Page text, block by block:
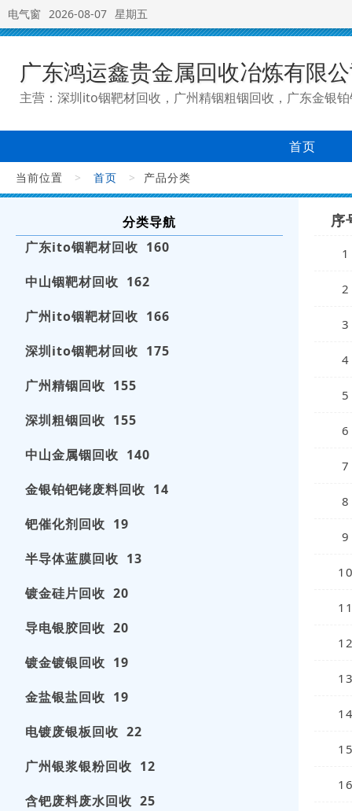
电气窗 2026-08-07 星期五
广东鸿运鑫贵金属回收冶炼有限
主营：深圳ito铟靶材回收，广州精铟粗铟回收，广东金银
首页
当前位置 > 首页 > 产品分类
分类导航
广东ito铟靶材回收 160
中山铟靶材回收 162
广州ito铟靶材回收 166
深圳ito铟靶材回收 175
广州精铟回收 155
深圳粗铟回收 155
中山金属铟回收 140
金银铂钯铑废料回收 14
钯催化剂回收 19
半导体蓝膜回收 13
镀金硅片回收 20
导电银胶回收 20
镀金镀银回收 19
金盐银盐回收 19
电镀废银板回收 22
广州银浆银粉回收 12
含钯废料废水回收 25
序
1
2
3
4
5
6
7
8
9